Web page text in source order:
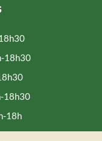
18h30
18h30
18h